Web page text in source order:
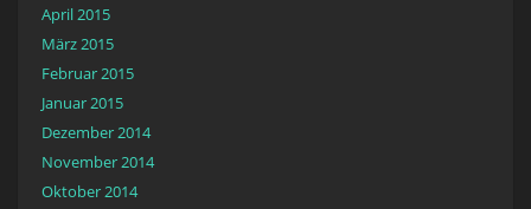
April 2015
März 2015
Februar 2015
Januar 2015
Dezember 2014
November 2014
Oktober 2014